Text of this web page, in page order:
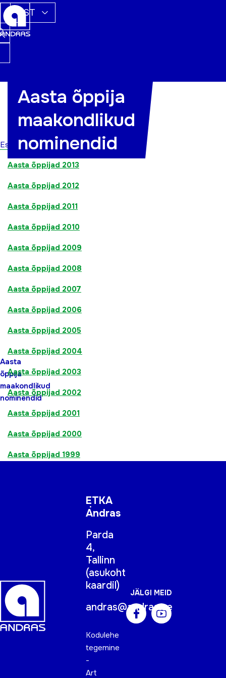
EST
Esileht
Aasta
õppija
maakondlikud
nominendid
Aasta õppija
maakondlikud
nominendid
Aasta õppijad 2016
Aasta õppijad 2015
Aasta õppijad 2014
Aasta õppijad 2013
Aasta õppijad 2012
Aasta õppijad 2011
Aasta õppijad 2010
Aasta õppijad 2009
Aasta õppijad 2008
Aasta õppijad 2007
Aasta õppijad 2006
Aasta õppijad 2005
Aasta õppijad 2004
Aasta õppijad 2003
Aasta õppijad 2002
Aasta õppijad 2001
Aasta õppijad 2000
Aasta õppijad 1999
ETKA
Andras
Parda
4,
Tallinn
(asukoht
kaardil)
andras@andras.ee
Kodulehe
tegemine
-
Art
JÄLGI MEID